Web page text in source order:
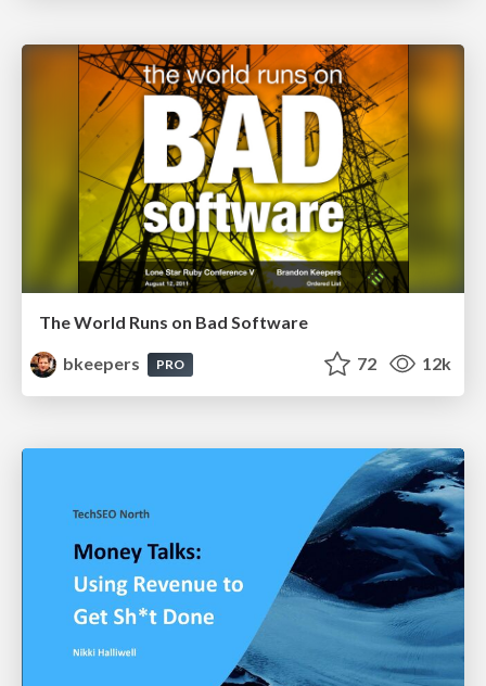
The World Runs on Bad Software
bkeepers
PRO 72 12k